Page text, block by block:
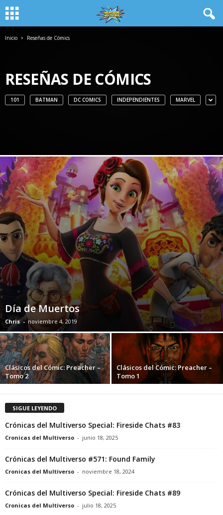
Inicio Reseñas de Cómics
RESEÑAS DE CÓMICS
101 BATMAN DC COMICS INDEPENDIENTES MARVEL
Día de Muertos
Chris - noviembre 4, 2019
Clásicos del Cómic: Preacher –
Tomo 2
Clásicos del Cómic: Preacher –
Tomo 1
SIGUE LEYENDO
Crónicas del Multiverso Special: Fireside Chats #83
Cronicas del Multiverso - junio 18, 2025
Crónicas del Multiverso #571: Found Family
Cronicas del Multiverso - noviembre 18, 2024
Crónicas del Multiverso Special: Fireside Chats #89
Cronicas del Multiverso - julio 18, 2025